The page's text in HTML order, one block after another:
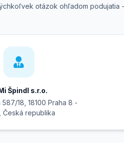
otázok ohľadom podujatia
Špindl s.r.o.
18, 18100 Praha 8 -
Česká republika